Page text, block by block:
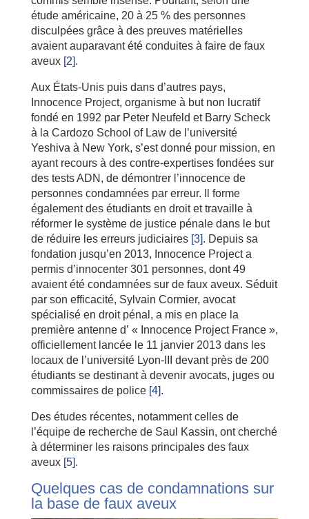
étude américaine, 20 à 25 % des personnes
disculpées grâce à des preuves matérielles
avaient auparavant été conduites à faire de faux
aveux [2].
Aux États-Unis puis dans d’autres pays,
Innocence Project, organisme à but non lucratif
fondé en 1992 par Peter Neufeld et Barry Scheck
à la Cardozo School of Law de l’université
Yeshiva à New York, s’est donné pour mission, en
ayant recours à des contre-expertises fondées sur
des tests ADN, de démontrer l’innocence de
personnes condamnées par erreur. Il forme
également des étudiants en droit et travaille à
réformer le système de justice pénale dans le but
de réduire les erreurs judiciaires [3]. Depuis sa
fondation jusqu’en 2013, Innocence Project a
permis d’innocenter 301 personnes, dont 49
avaient été condamnées sur de faux aveux. Séduit
par son efficacité, Sylvain Cormier, avocat
spécialisé en droit pénal, a mis en place la
première antenne d’ « Innocence Project France »,
officiellement lancée le 11 janvier 2013 dans les
locaux de l’université Lyon-III devant près de 200
étudiants se destinant à devenir avocats, juges ou
commissaires de police [4].
Des études récentes, notamment celles de
l’équipe de recherche de Saul Kassin, ont cherché
à déterminer les raisons principales des faux
aveux [5].
Quelques cas de condamnations sur
la base de faux aveux